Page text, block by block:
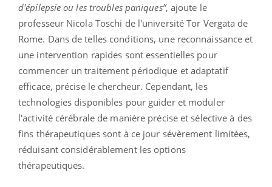
d'épilepsie ou les troubles paniques”, ajoute le
professeur Nicola Toschi de l'université Tor Vergata de
Rome. Dans de telles conditions, une reconnaissance et
une intervention rapides sont essentielles pour
commencer un traitement périodique et adaptatif
efficace, précise le chercheur. Cependant, les
technologies disponibles pour guider et moduler
l'activité cérébrale de manière précise et sélective à des
fins thérapeutiques sont à ce jour sévèrement limitées,
réduisant considérablement les options
thérapeutiques.